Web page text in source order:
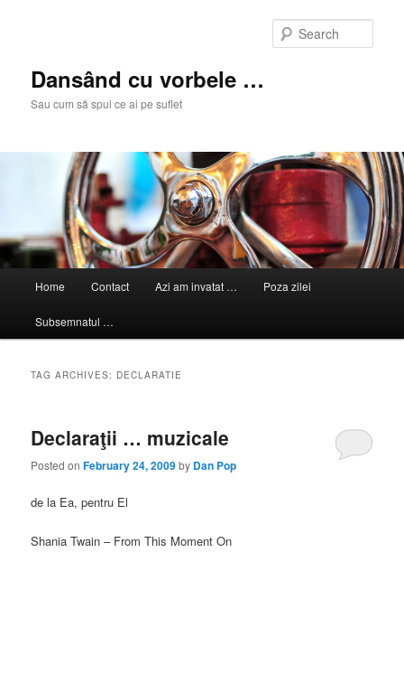
Dansând cu vorbele …
Sau cum să spui ce ai pe suflet
Home Contact Azi am invatat … Poza zilei
Subsemnatul …
TAG ARCHIVES: DECLARATIE
Declaraţii … muzicale
Posted onFebruary 24, 2009by Dan Pop
de la Ea, pentru El
Shania Twain – From This Moment On